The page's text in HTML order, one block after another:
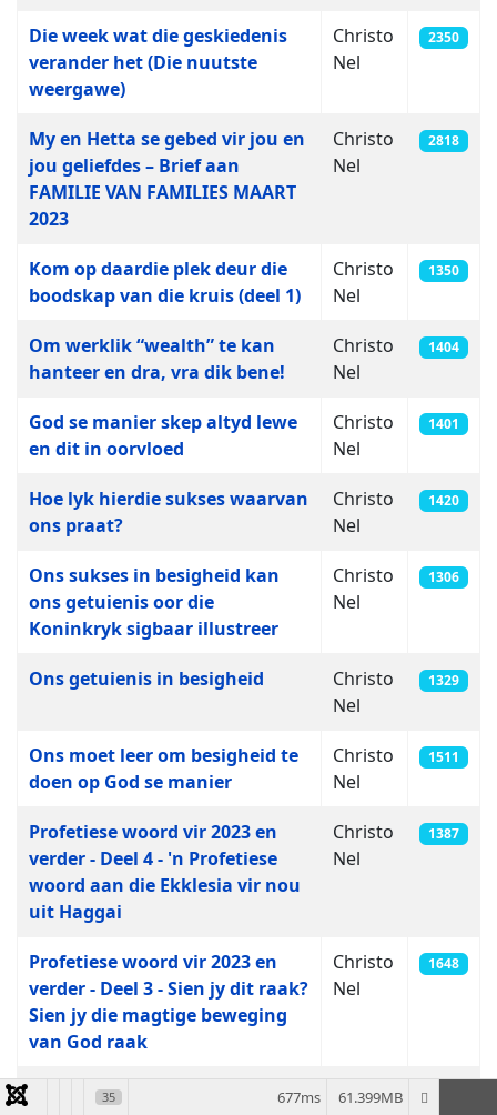
Die week wat die geskiedenis
verander het (Die nuutste
weergawe)
Christo
Nel
2350
My en Hetta se gebed vir jou en
jou geliefdes – Brief aan
FAMILIE VAN FAMILIES MAART
2023
Christo
Nel
2818
Kom op daardie plek deur die
boodskap van die kruis (deel 1)
Christo
Nel
1350
Om werklik “wealth” te kan
hanteer en dra, vra dik bene!
Christo
Nel
1404
God se manier skep altyd lewe
en dit in oorvloed
Christo
Nel
1401
Hoe lyk hierdie sukses waarvan
ons praat?
Christo
Nel
1420
Ons sukses in besigheid kan
ons getuienis oor die
Koninkryk sigbaar illustreer
Christo
Nel
1306
Ons getuienis in besigheid
Christo
Nel
1329
Ons moet leer om besigheid te
doen op God se manier
Christo
Nel
1511
Profetiese woord vir 2023 en
verder - Deel 4 - 'n Profetiese
woord aan die Ekklesia vir nou
uit Haggai
Christo
Nel
1387
Profetiese woord vir 2023 en
verder - Deel 3 - Sien jy dit raak?
Sien jy die magtige beweging
van God raak
Christo
Nel
1648
Profetiese woord vir 2023 en
Christo
35 61.399MB
677ms